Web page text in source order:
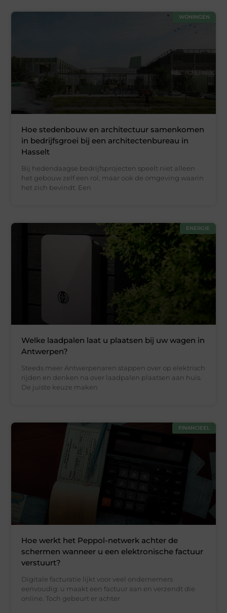
WONINGEN
Hoe stedenbouw en architectuur samenkomen
in bedrijfsgroei bij een architectenbureau in
Hasselt
Bij hedendaagse bedrijfsprojecten speelt niet alleen
het gebouw zelf een rol, maar ook de omgeving waarin
het zich bevindt. Een
ENERGIE
Welke laadpalen laat u plaatsen bij uw wagen in
Antwerpen?
Steeds meer Antwerpenaren stappen over op elektrisch
rijden en denken na over laadpalen plaatsen aan huis.
De juiste keuze maken
FINANCIEEL
Hoe werkt het Peppol-netwerk achter de
schermen wanneer u een elektronische factuur
verstuurt?
Digitale facturatie lijkt voor veel ondernemers
eenvoudig: u maakt een factuur aan en verzendt die
online. Toch gebeurt er achter